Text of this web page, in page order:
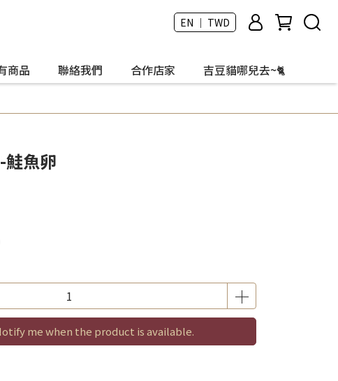
EN ｜ TWD
商品 聯絡我們 合作店家 吉豆貓哪兒去~🐈
鮭魚卵
me when the product is available.